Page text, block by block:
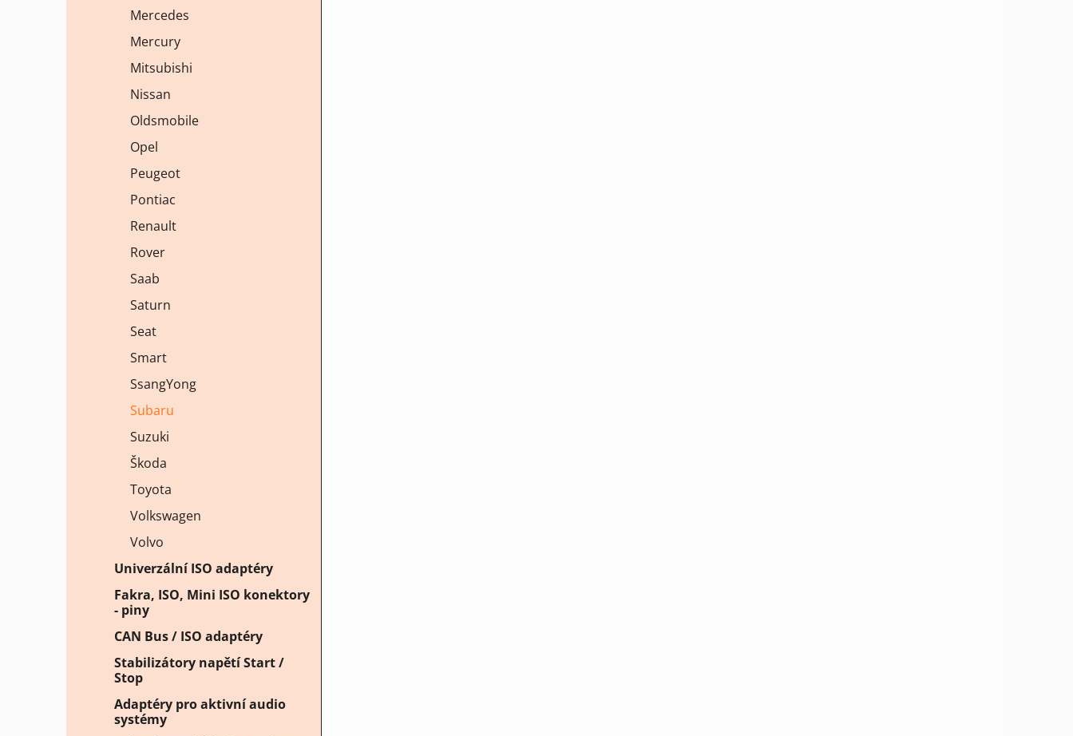
Mercedes
Mercury
Mitsubishi
Nissan
Oldsmobile
Opel
Peugeot
Pontiac
Renault
Rover
Saab
Saturn
Seat
Smart
SsangYong
Subaru
Suzuki
Škoda
Toyota
Volkswagen
Volvo
Univerzální ISO adaptéry
Fakra, ISO, Mini ISO konektory
- piny
CAN Bus / ISO adaptéry
Stabilizátory napětí Start /
Stop
Adaptéry pro aktivní audio
systémy